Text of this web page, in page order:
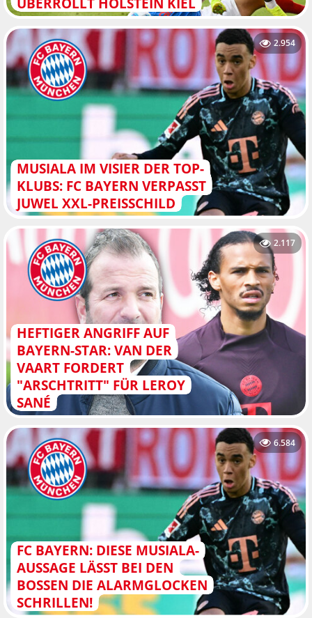
MUSIALA IM VISIER DER TOP-
KLUBS: FC BAYERN VERPASST
JUWEL XXL-PREISSCHILD
2.954
HEFTIGER ANGRIFF AUF
BAYERN-STAR: VAN DER
VAART FORDERT
"ARSCHTRITT" FÜR LEROY
SANÉ
2.117
FC BAYERN: DIESE MUSIALA-
AUSSAGE LÄSST BEI DEN
BOSSEN DIE ALARMGLOCKEN
SCHRILLEN!
6.584